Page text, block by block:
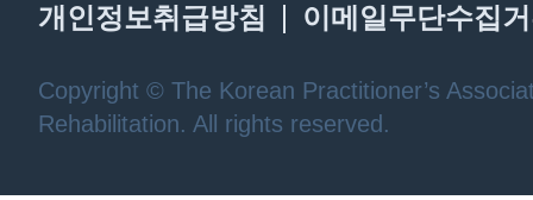
개인정보취급방침 이메일무단수집
Copyright © The Korean Practitioner’s
Rehabilitation. All rights reserved.